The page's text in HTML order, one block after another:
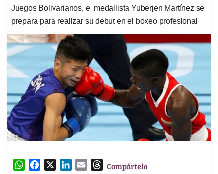
Juegos Bolivarianos, el medallista Yuberjen Martínez se
prepara para realizar su debut en el boxeo profesional
W
TCompártelo